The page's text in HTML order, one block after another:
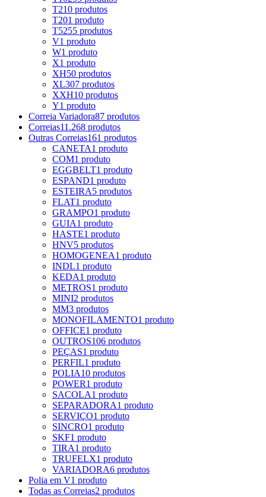
T210 produtos
T201 produto
T5255 produtos
V1 produto
W1 produto
X1 produto
XH50 produtos
XL307 produtos
XXH10 produtos
Y1 produto
Correia Variadora87 produtos
Correias11.268 produtos
Outras Correias161 produtos
CANETA1 produto
COM1 produto
EGGBELT1 produto
ESPAND1 produto
ESTEIRA5 produtos
FLAT1 produto
GRAMPO1 produto
GUIA1 produto
HASTE1 produto
HNV5 produtos
HOMOGENEA1 produto
INDL1 produto
KEDA1 produto
METROS1 produto
MINI2 produtos
MM3 produtos
MONOFILAMENTO1 produto
OFFICE1 produto
OUTROS106 produtos
PEÇAS1 produto
PERFIL1 produto
POLIA10 produtos
POWER1 produto
SACOLA1 produto
SEPARADORA1 produto
SERVIÇO1 produto
SINCRO1 produto
SKF1 produto
TIRA1 produto
TRUFELX1 produto
VARIADORA6 produtos
Polia em V1 produto
Todas as Correias2 produtos